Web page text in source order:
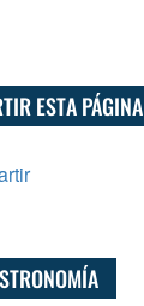
ESTA PÁGINA